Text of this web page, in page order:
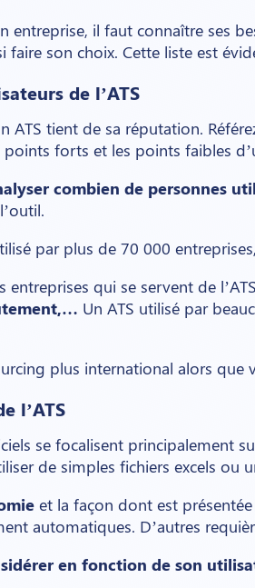
entreprise, il faut connaître ses
faire son choix. Cette liste est
de l’ATS
ATS tient de sa réputation.
forts et les points faibles
combien de personnes
par plus de 70 000
qui se servent de
Un ATS utilisé par
plus international alors
l’ATS
se focalisent principalement
de simples fichiers excels
et la façon dont est
automatiques. D’autres
en fonction de son